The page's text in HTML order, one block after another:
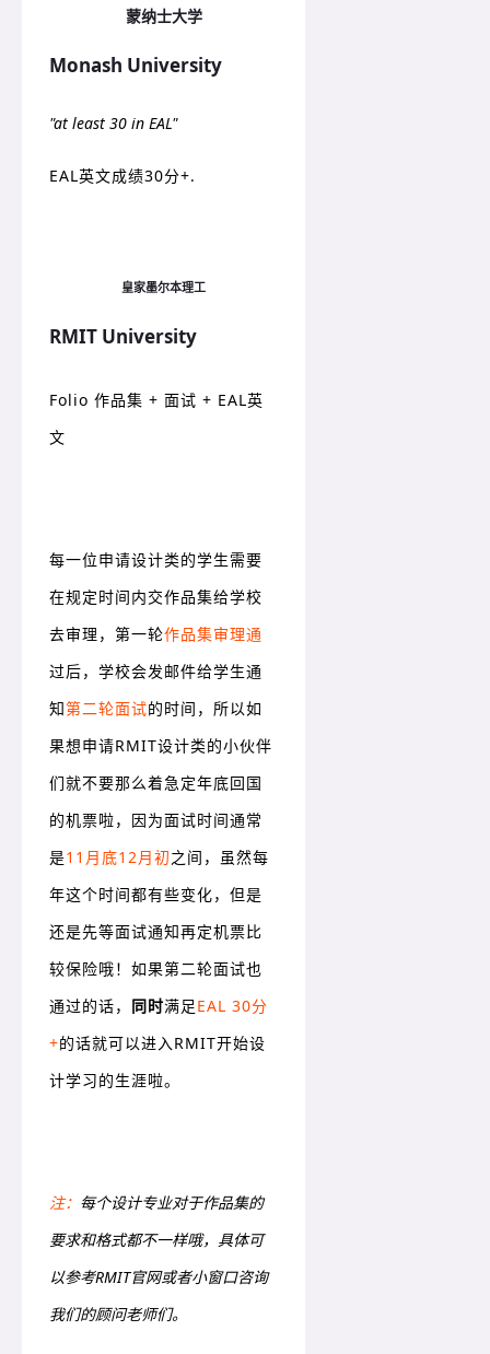
蒙纳士大学
Monash University
"at least 30 in EAL"
EAL英文成绩30分+.
皇家墨尔本理工
RMIT University
Folio 作品集 + 面试 + EAL英
文
每一位申请设计类的学生需要
在规定时间内交作品集给学校
去审理，第一轮作品集审理通
过后，学校会发邮件给学生通
知第二轮面试的时间，所以如
果想申请RMIT设计类的小伙伴
们就不要那么着急定年底回国
的机票啦，因为面试时间通常
是11月底12月初之间，虽然每
年这个时间都有些变化，但是
还是先等面试通知再定机票比
较保险哦！如果第二轮面试也
通过的话， 同时满足EAL 30分
+的话就可以进入RMIT开始设
计学习的生涯啦。
注： 每个设计专业对于作品集的
要求和格式都不一样哦，具体可
以参考RMIT官网或者小窗口咨询
我们的顾问老师们。